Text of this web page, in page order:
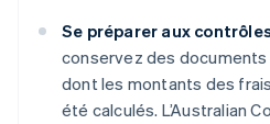
Se préparer aux
conservez des
dont les montants des
été calculés. L’Australian